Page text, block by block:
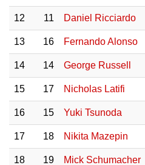
12 11 Daniel Ricciardo
13 16 Fernando Alonso
14 14 George Russell
15 17 Nicholas Latifi
16 15 Yuki Tsunoda
17 18 Nikita Mazepin
18 19 Mick Schumacher